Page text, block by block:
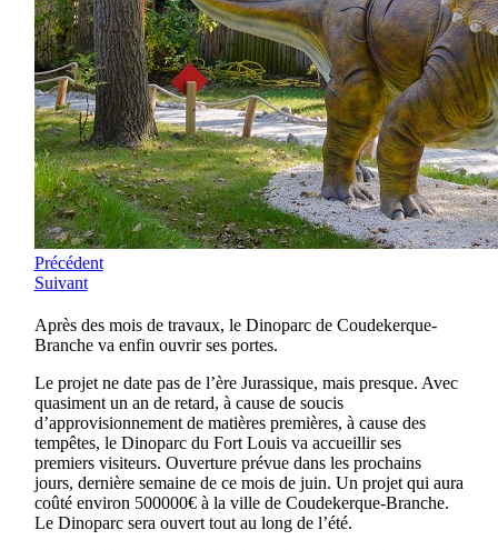
Précédent
Suivant
Après des mois de travaux, le Dinoparc de Coudekerque-
Branche va enfin ouvrir ses portes.
Le projet ne date pas de l’ère Jurassique, mais presque. Avec
quasiment un an de retard, à cause de soucis
d’approvisionnement de matières premières, à cause des
tempêtes, le Dinoparc du Fort Louis va accueillir ses
premiers visiteurs. Ouverture prévue dans les prochains
jours, dernière semaine de ce mois de juin. Un projet qui aura
coûté environ 500000€ à la ville de Coudekerque-Branche.
Le Dinoparc sera ouvert tout au long de l’été.